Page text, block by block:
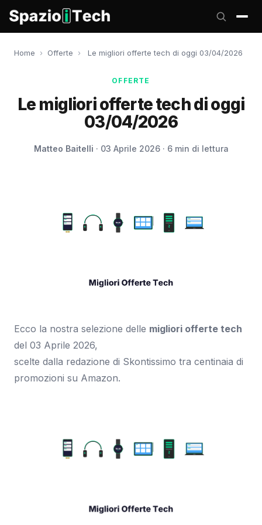
Home › Offerte › Le migliori offerte tech di oggi 03/04/2026
OFFERTE
Le migliori offerte tech di oggi
03/04/2026
Matteo Baitelli · 03 Aprile 2026 · 6 min di lettura
Ecco la nostra selezione delle migliori offerte tech
del 03 Aprile 2026,
scelte dalla redazione di Skontissimo tra centinaia di
promozioni su Amazon.